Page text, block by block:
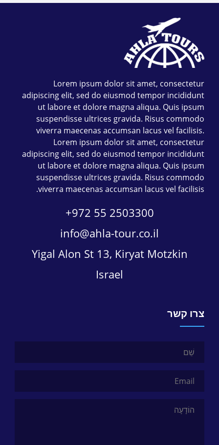
Lorem ipsum dolor sit amet, consectetur
adipiscing elit, sed do eiusmod tempor incididunt
ut labore et dolore magna aliqua. Quis ipsum
suspendisse ultrices gravida. Risus commodo
viverra maecenas accumsan lacus vel facilisis.
Lorem ipsum dolor sit amet, consectetur
adipiscing elit, sed do eiusmod tempor incididunt
ut labore et dolore magna aliqua. Quis ipsum
suspendisse ultrices gravida. Risus commodo
viverra maecenas accumsan lacus vel facilisis.
צרו קשר
+972 55 2503300
info@ahla-tour.co.il
Yigal Alon St 13, Kiryat Motzkin
Israel